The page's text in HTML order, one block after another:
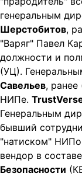
генеральным
Шерстобитов,
"Варяг" Павел
должности и
(УЦ).
Савельев,
НИПе.
Генеральным
бывший
"натиском"
вендор в
Безопасности